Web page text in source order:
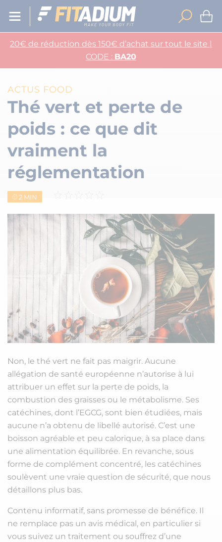
20€ de réduction dès 150€ d’achat sur tout le site |
CODE : BA20
ACTUS FOOD
Thé vert et perte de
poids : ce que dit
vraiment la
réglementation
2 MIN
Non, le thé vert ne fait pas maigrir. Aucune
allégation de santé européenne n’autorise à lui
attribuer un effet sur la perte de poids, la
combustion des graisses ou le métabolisme. Ses
catéchines, dont l’EGCG, sont bien étudiées, mais
aucune n’a obtenu de libellé autorisé. C’est une
boisson agréable et peu calorique, à sa place dans
une alimentation équilibrée. En revanche, sous
forme de complément concentré, les catéchines
soulèvent une vraie question de sécurité, que nous
détaillons plus bas.
Contenu informatif, sans promesse de bénéfice. Il
ne remplace pas un avis médical, en particulier si
vous suivez un traitement ou souffrez d’une